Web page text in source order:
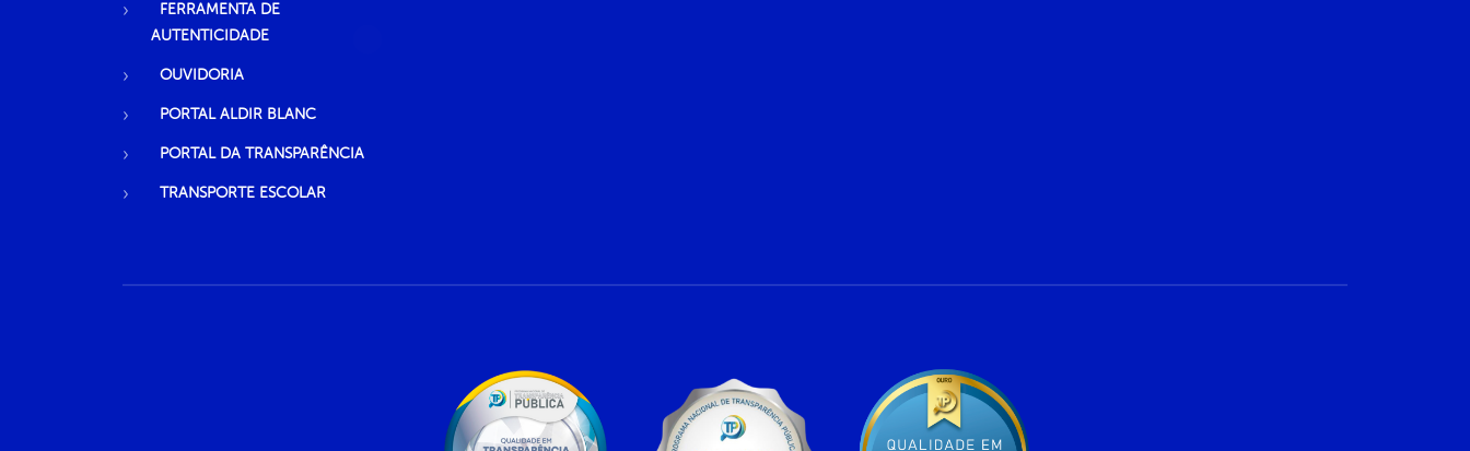
FERRAMENTA DE
AUTENTICIDADE
OUVIDORIA
PORTAL ALDIR BLANC
PORTAL DA TRANSPARÊNCIA
TRANSPORTE ESCOLAR